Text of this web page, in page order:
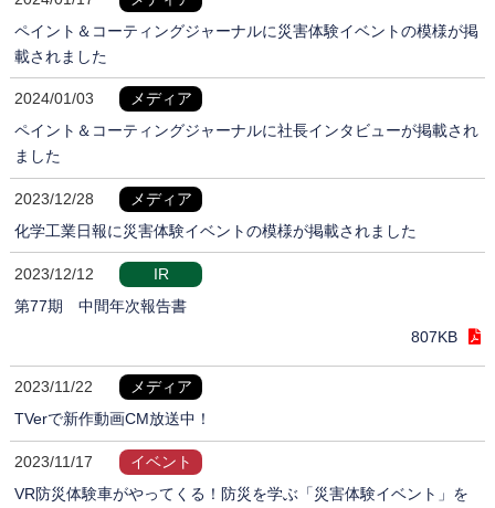
ペイント＆コーティングジャーナルに災害体験イベントの模様が掲
載されました
2024/01/03
メディア
ペイント＆コーティングジャーナルに社長インタビューが掲載され
ました
2023/12/28
メディア
化学工業日報に災害体験イベントの模様が掲載されました
2023/12/12
IR
第77期 中間年次報告書
807KB
2023/11/22
メディア
TVerで新作動画CM放送中！
2023/11/17
イベント
VR防災体験車がやってくる！防災を学ぶ「災害体験イベント」を